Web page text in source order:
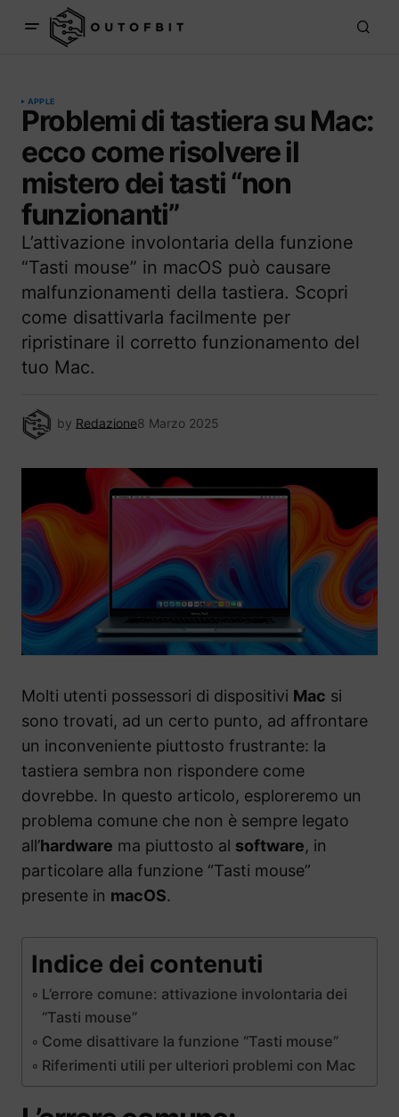
APPLE
Problemi di tastiera su Mac:
ecco come risolvere il
mistero dei tasti “non
funzionanti”
L’attivazione involontaria della funzione
“Tasti mouse” in macOS può causare
malfunzionamenti della tastiera. Scopri
come disattivarla facilmente per
ripristinare il corretto funzionamento del
tuo Mac.
by Redazione8 Marzo 2025
Molti utenti possessori di dispositivi Mac si
sono trovati, ad un certo punto, ad affrontare
un inconveniente piuttosto frustrante: la
tastiera sembra non rispondere come
dovrebbe. In questo articolo, esploreremo un
problema comune che non è sempre legato
all’hardware ma piuttosto al software, in
particolare alla funzione “Tasti mouse”
presente in macOS.
Indice dei contenuti
L’errore comune: attivazione involontaria dei
“Tasti mouse”
Come disattivare la funzione “Tasti mouse”
Riferimenti utili per ulteriori problemi con Mac